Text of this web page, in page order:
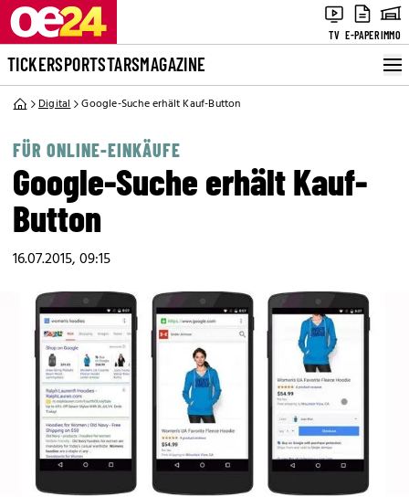
TV E-PAPERIMMO
TICKERSPORTSTARSMAGAZINE
Digital Google-Suche erhält Kauf-Button
FÜR ONLINE-EINKÄUFE
Google-Suche erhält Kauf-
Button
16.07.2015, 09:15